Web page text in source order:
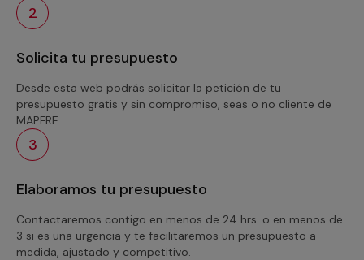
2
Solicita tu presupuesto
Desde esta web podrás solicitar la petición de tu
presupuesto gratis y sin compromiso, seas o no cliente de
MAPFRE.
3
Elaboramos tu presupuesto
Contactaremos contigo en menos de 24 hrs. o en menos de
3 si es una urgencia y te facilitaremos un presupuesto a
medida, ajustado y competitivo.